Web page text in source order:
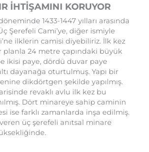
İHTİŞAMINI KORUYOR
1433-1447 yılları arasında
Şerefeli Cami’ye, diğer ismiyle
ilklerin camisi diyebiliriz. İlk kez
planla 24 metre çapındaki büyük
ikisi paye, dördü duvar paye
dayanağa oturtulmuş. Yapı bir
dikdörtgen şekilde yapılmış.
revaklı avlu ilk kez bu
Dört minareye sahip caminin
ise farklı zamanlarda inşa edilmiş.
üç şerefeli anıtsal minare